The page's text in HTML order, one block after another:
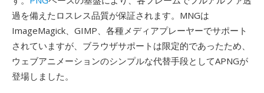
過を備えたロスレス品質が保証されます。MNGは
ImageMagick、GIMP、各種メディアプレーヤーでサポート
されていますが、ブラウザサポートは限定的であったため、
ウェブアニメーションのシンプルな代替手段としてAPNGが
登場しました。